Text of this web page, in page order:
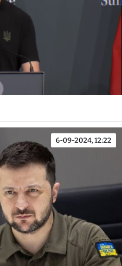
6-09-2024, 12:22